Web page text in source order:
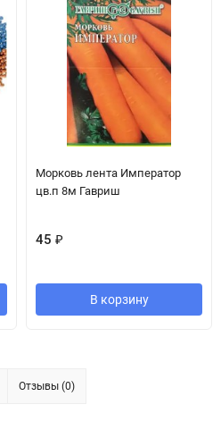
Морковь лента Император
цв.п 8м Гавриш
45 ₽
В корзину
Отзывы (0)